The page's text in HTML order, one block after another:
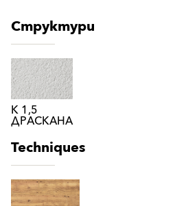
Структури
К 1,5
ДРАСКАНА
Techniques